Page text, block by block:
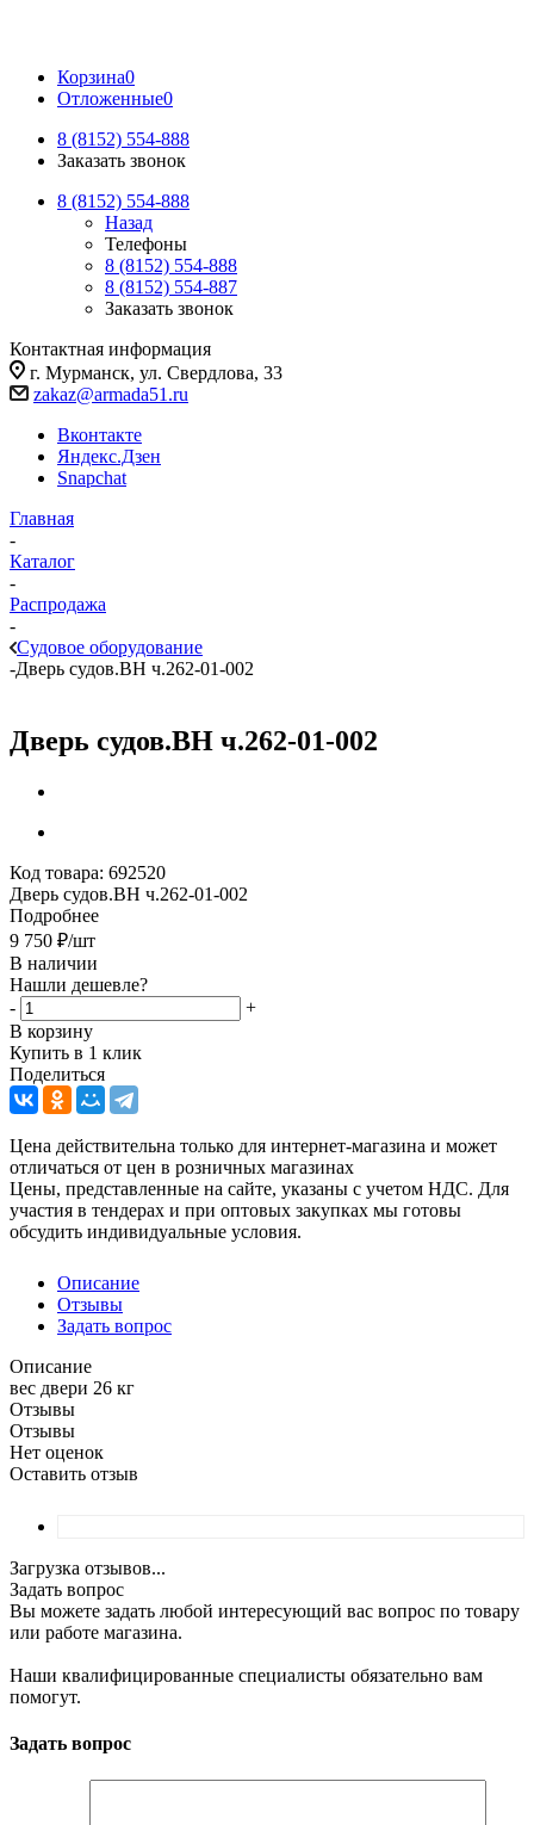
Корзина0
Отложенные0
8 (8152) 554-888
Заказать звонок
8 (8152) 554-888
Назад
Телефоны
8 (8152) 554-888
8 (8152) 554-887
Заказать звонок
Контактная информация
г. Мурманск, ул. Свердлова, 33
zakaz@armada51.ru
Вконтакте
Яндекс.Дзен
Snapchat
Главная
-
Каталог
-
Распродажа
-
Судовое оборудование
-Дверь судов.ВН ч.262-01-002
Дверь судов.ВН ч.262-01-002
Код товара: 692520
Дверь судов.ВН ч.262-01-002
Подробнее
9 750 ₽/шт
В наличии
Нашли дешевле?
-
+
В корзину
Купить в 1 клик
Поделиться
Цена действительна только для интернет-магазина и может
отличаться от цен в розничных магазинах
Цены, представленные на сайте, указаны с учетом НДС. Для
участия в тендерах и при оптовых закупках мы готовы
обсудить индивидуальные условия.
Описание
Отзывы
Задать вопрос
Описание
вес двери 26 кг
Отзывы
Отзывы
Нет оценок
Оставить отзыв
Загрузка отзывов...
Задать вопрос
Вы можете задать любой интересующий вас вопрос по товару
или работе магазина.
Наши квалифицированные специалисты обязательно вам
помогут.
Задать вопрос